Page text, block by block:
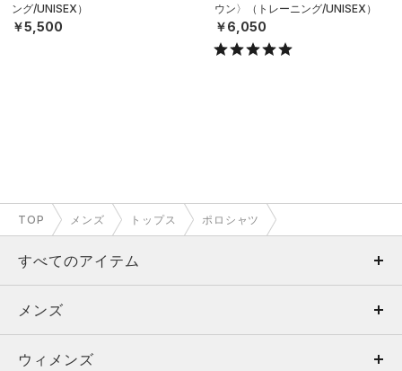
ング/UNISEX）
￥5,500
ウン〉（トレーニング/UNISEX）
￥6,050
TOP メンズ トップス ポロシャツ
すべてのアイテム
メンズ
ウィメンズ
メンズ
トップス
ウィメンズ